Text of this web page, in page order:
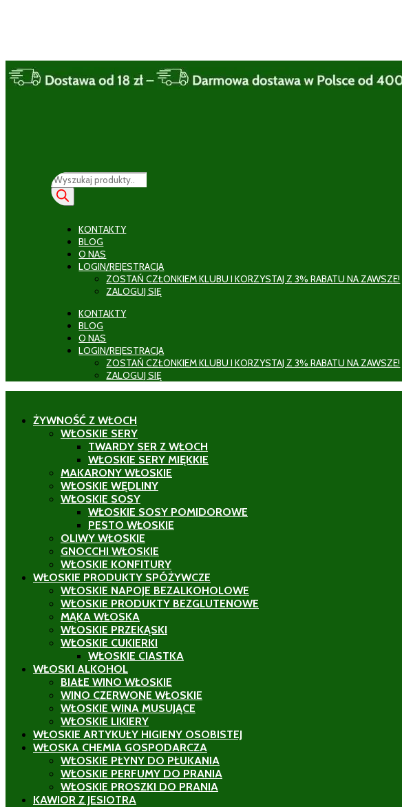
Wyszukiwarka
produktów
KONTAKTY
BLOG
O NAS
LOGIN/REJESTRACJA
ZOSTAŃ CZŁONKIEM KLUBU I KORZYSTAJ Z 3% RABATU NA ZAWSZE!
ZALOGUJ SIĘ
KONTAKTY
BLOG
O NAS
LOGIN/REJESTRACJA
ZOSTAŃ CZŁONKIEM KLUBU I KORZYSTAJ Z 3% RABATU NA ZAWSZE!
ZALOGUJ SIĘ
ŻYWNOŚĆ Z WŁOCH
WŁOSKIE SERY
TWARDY SER Z WŁOCH
WŁOSKIE SERY MIĘKKIE
MAKARONY WŁOSKIE
WŁOSKIE WĘDLINY
WŁOSKIE SOSY
WŁOSKIE SOSY POMIDOROWE
PESTO WŁOSKIE
OLIWY WŁOSKIE
GNOCCHI WŁOSKIE
WŁOSKIE KONFITURY
WŁOSKIE PRODUKTY SPÓŻYWCZE
WŁOSKIE NAPOJE BEZALKOHOLOWE
WŁOSKIE PRODUKTY BEZGLUTENOWE
MĄKA WŁOSKA
WŁOSKIE PRZEKĄSKI
WŁOSKIE CUKIERKI
WŁOSKIE CIASTKA
WŁOSKI ALKOHOL
BIAŁE WINO WŁOSKIE
WINO CZERWONE WŁOSKIE
WŁOSKIE WINA MUSUJĄCE
WŁOSKIE LIKIERY
WŁOSKIE ARTYKUŁY HIGIENY OSOBISTEJ
WŁOSKA CHEMIA GOSPODARCZA
WŁOSKIE PŁYNY DO PŁUKANIA
WŁOSKIE PERFUMY DO PRANIA
WŁOSKIE PROSZKI DO PRANIA
KAWIOR Z JESIOTRA